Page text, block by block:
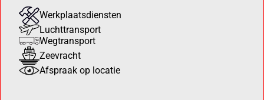
Werkplaatsdiensten
Luchttransport
Wegtransport
Zeevracht
Afspraak op locatie